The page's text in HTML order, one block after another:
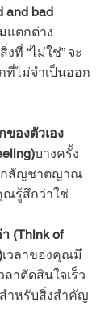
and bad
แตกต่าง
งที่ “ไม่ใช่” จะ
ไม่จำเป็นออก
ของตัวเอง
บางครั้ง
กสัญชาตญาณ
รู้สึกว่าใช่
(Think of
เวลาของคุณมี
ลาตัดสินใจเร็ว
ำหรับสิ่งสำคัญ